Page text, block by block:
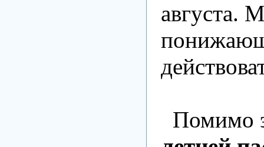
августа.
Помимо